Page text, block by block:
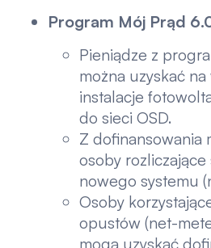
Program Mój Prąd
Pieniądze z
można uzyskać
instalacje
do sieci OSD.
Z dofinansowania
osoby rozliczające
nowego systemu
Osoby
opustów (net-
mogą uzyskać